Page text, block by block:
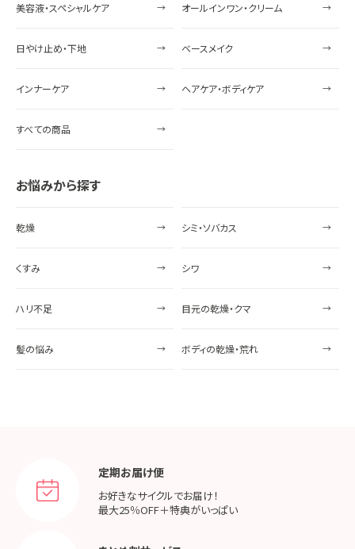
美容液・スペシャルケア オールインワン・クリーム
日やけ止め・下地 ベースメイク
インナーケア ヘアケア・ボディケア
すべての商品
お悩みから探す
乾燥 シミ・ソバカス
くすみ シワ
ハリ不足 目元の乾燥・クマ
髪の悩み ボディの乾燥・荒れ
定期お届け便
お好きなサイクルでお届け！
最大25％OFF＋特典がいっぱい